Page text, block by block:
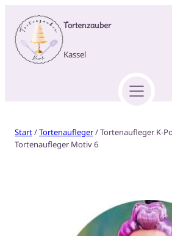
Tortenzauber
Kassel
Start/Tortenaufleger/ Tortenaufleger K-
Tortenaufleger Motiv 6